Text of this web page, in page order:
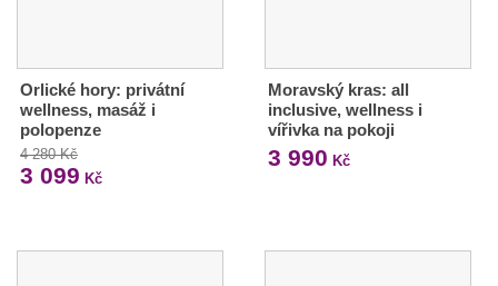
Orlické hory: privátní
wellness, masáž i
polopenze
4 280 Kč
3 099 Kč
Moravský kras: all
inclusive, wellness i
vířivka na pokoji
3 990 Kč